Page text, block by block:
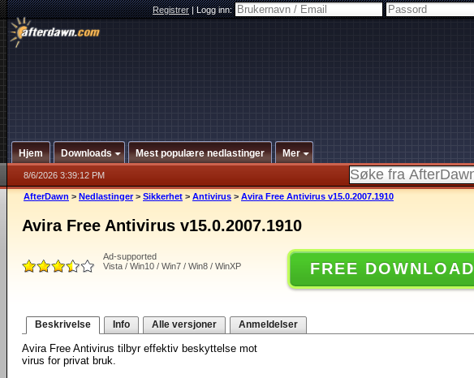
Registrer|Logg inn:
Hjem Downloads Mest populære nedlastinger Mer
8/6/2026 3:39:12 PM
AfterDawn > Nedlastinger > Sikkerhet > Antivirus > Avira Free Antivirus v15.0.2007.1910
Avira Free Antivirus v15.0.2007.1910
Ad-supported
Vista / Win10 / Win7 / Win8 / WinXP
FREE DOWNLOAD
Beskrivelse Info Alle versjoner Anmeldelser
Avira Free Antivirus tilbyr effektiv beskyttelse mot
virus for privat bruk.